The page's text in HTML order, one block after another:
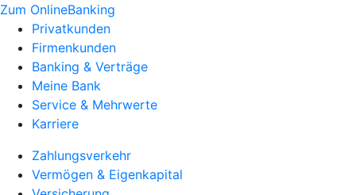
Zum OnlineBanking
Privatkunden
Firmenkunden
Banking & Verträge
Meine Bank
Service & Mehrwerte
Karriere
Zahlungsverkehr
Vermögen & Eigenkapital